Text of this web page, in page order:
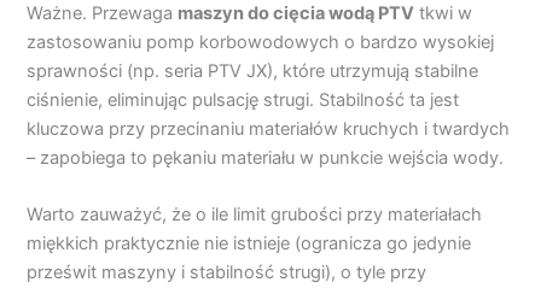
Ważne. Przewaga maszyndo cięcia wodą PTV tkwi w
zastosowaniu pomp korbowodowych o bardzo wysokiej
sprawności (np. seria PTV JX), które utrzymują stabilne
ciśnienie, eliminując pulsację strugi. Stabilność ta jest
kluczowa przy przecinaniu materiałów kruchych i twardych
– zapobiega to pękaniu materiału w punkcie wejścia wody.
Warto zauważyć, że o ile limit grubości przy materiałach
miękkich praktycznie nie istnieje (ogranicza go jedynie
prześwit maszyny i stabilność strugi), o tyle przy